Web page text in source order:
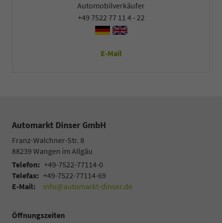
Automobilverkäufer
+49 7522 77 11 4 - 22
E-Mail
Automarkt Dinser GmbH
Franz-Walchner-Str. 8
88239 Wangen im Allgäu
Telefon: +49-7522-77114-0
Telefax: +49-7522-77114-69
E-Mail:
info@automarkt-dinser.de
Öffnungszeiten